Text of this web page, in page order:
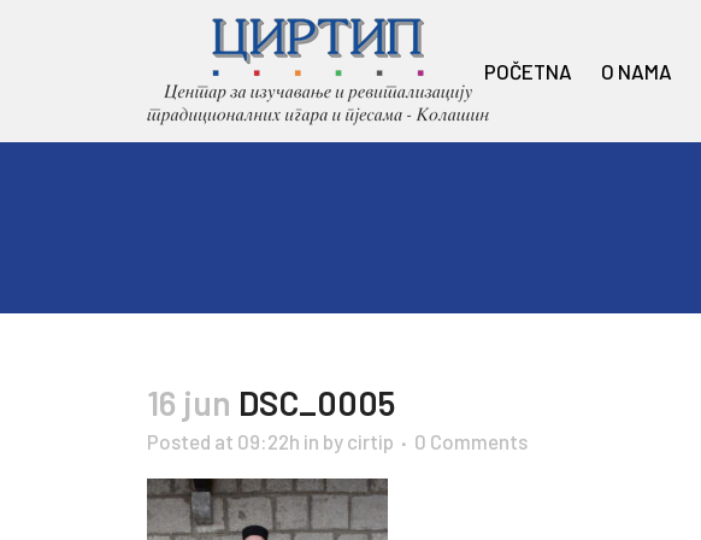
POČETNA O NAMA
16 jun DSC_0005
Posted at 09:22h in by cirtip 0 Comments